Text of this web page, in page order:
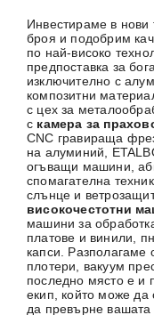
Инвестираме в
броя и подобрим
по най-високо
предпоставка за
изключително с
композитни
с цех за
с камера за
CNC гравираща
на алуминий,
огъващи машини,
спомагателна
слънце и
високочестотни
машини за
платове и винили,
капси.
плотери, вакуум
последно място е и
екип, който може да
да превърне вашата